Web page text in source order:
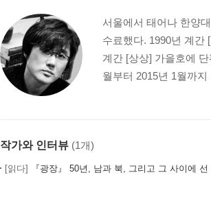
서울에서 태어나 한양
수료했다. 1990년 계간
계간 [상상] 가을호에
월부터 2015년 1월까
작가와 인터뷰 (1개)
[읽다] 『광장』 50년, 남과 북, 그리고 그 사이에 선 인간을 이야기하다 -